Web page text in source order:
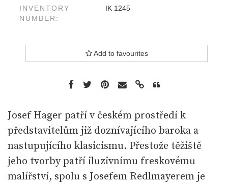
INVENTORY
NUMBER:
IK 1245
Add to favourites
Josef Hager patří v českém prostředí k
představitelům již doznívajícího baroka a
nastupujícího klasicismu. Přestože těžiště
jeho tvorby patří iluzivnímu freskovému
malířství, spolu s Josefem Redlmayerem je